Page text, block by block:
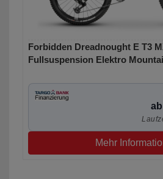
Forbidden Dreadnought E T3
Fullsuspension Elektro
Mehr